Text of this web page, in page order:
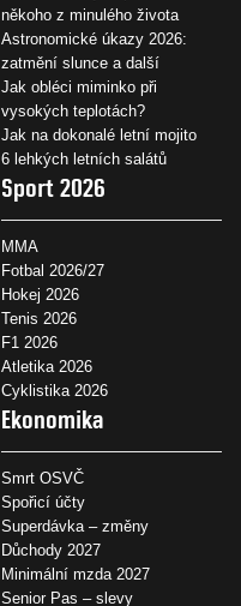
někoho z minulého života
Astronomické úkazy 2026:
zatmění slunce a další
Jak obléci miminko při
vysokých teplotách?
Jak na dokonalé letní mojito
6 lehkých letních salátů
Sport 2026
MMA
Fotbal 2026/27
Hokej 2026
Tenis 2026
F1 2026
Atletika 2026
Cyklistika 2026
Ekonomika
Smrt OSVČ
Spořicí účty
Superdávka – změny
Důchody 2027
Minimální mzda 2027
Senior Pas – slevy